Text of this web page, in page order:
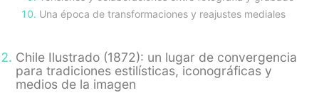
Una época de transformaciones y reajustes mediales
Chile Ilustrado (1872): un lugar de convergencia
para tradiciones estilísticas, iconográficas y
medios de la imagen